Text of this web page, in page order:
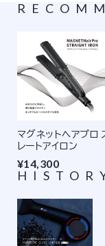
マグネットヘアプロ
レートアイロン
¥14,300